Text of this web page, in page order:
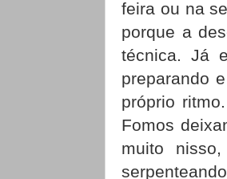
feira ou na
porque a
técnica. Já
preparando
próprio
Fomos
muito